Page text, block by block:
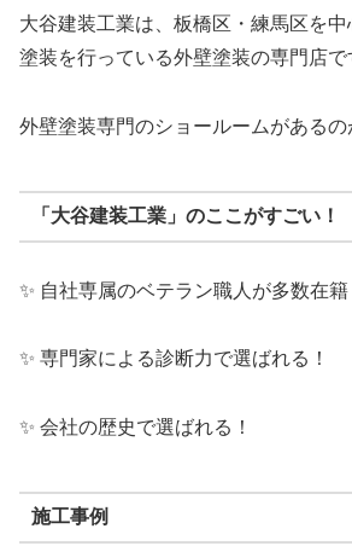
大谷建装工業は、板橋区・練馬区を
塗装を行っている外壁塗装の専門店で
外壁塗装専門のショールームがあるの
「大谷建装工業」のここがすごい！
✨ 自社専属のベテラン職人が多数在籍
✨ 専門家による診断力で選ばれる！
✨ 会社の歴史で選ばれる！
施工事例